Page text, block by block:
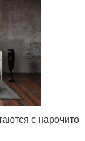
с нарочито